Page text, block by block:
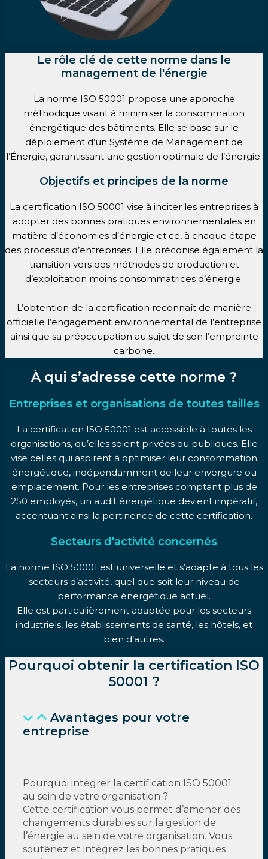
Le rôle clé de cette norme dans le
management de l'énergie
La norme ISO 50001 propose une approche
méthodique visant à minimiser la consommation
énergétique des bâtiments. Elle se base sur le
déploiement d’un Système de Management de
l’Énergie, garantissant une gestion optimale de l’énergie.
Objectifs et principes de la norme
La certification ISO 50001 vise à inciter les entreprises à
adopter des bonnes pratiques environnementales en
matière d’économies d’énergie et ce, à chaque étape
des processus d’entreprises. Elle préconise également la
transition vers des méthodes de production et
d’exploitation moins consommatrices d’énergie.
L’obtention de la certification reconnaît de manière
officielle l’engagement environnemental de l’entreprise
ainsi que sa préoccupation au sujet de son l’empreinte
carbone.
À qui s’adresse cette norme ?
Entreprises et organisations de toutes tailles
La certification ISO 50001 est accessible à toutes les
organisations, qu’elles soient privées ou publiques. Elle
vise celles qui aspirent à optimiser leur consommation
énergétique, indépendamment de leur envergure ou
emplacement. Pour les entreprises comptant plus de
250 employés, un audit énergétique devient impératif,
accentuant ainsi la pertinence de cette certification.
Secteurs d'activité concernés
La norme ISO 50001 est universelle et s’adapte à tous les
secteurs d’activité, quel que soit leur niveau de
performance énergétique actuel.
Elle est particulièrement adaptée pour les secteurs
industriels, les établissements de santé, les hôtels, et
bien d’autres.
Pourquoi obtenir la certification ISO
50001 ?
Avantages pour votre
entreprise
Pourquoi intégrer la certification ISO 50001
au sein de votre organisation ?
Cette certification vous permet d’amener des
changements durables sur la gestion de
l’énergie au sein de votre organisation. Vous
soutenez et intégrez les bonnes pratiques